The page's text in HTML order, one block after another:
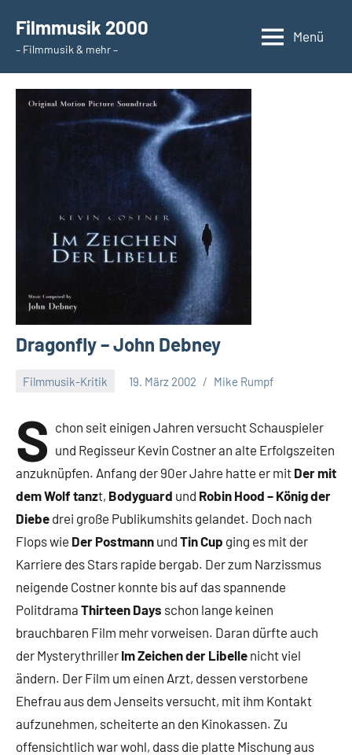
Inhalt
springen
Filmmusik 2000
– Filmmusik & mehr –
Menü
Dragonfly – John Debney
Filmmusik-Kritik 19. März 2002 Mike Rumpf
S chon seit einigen Jahren versucht Schauspieler
und Regisseur Kevin Costner an alte Erfolgszeiten
anzuknüpfen. Anfang der 90er Jahre hatte er mit Der mit
dem Wolf tanzt, Bodyguard und Robin Hood – König der
Diebe drei große Publikumshits gelandet. Doch nach
Flops wie Der Postmann und Tin Cup ging es mit der
Karriere des Stars rapide bergab. Der zum Narzissmus
neigende Costner konnte bis auf das spannende
Politdrama Thirteen Days schon lange keinen
brauchbaren Film mehr vorweisen. Daran dürfte auch
der Mysterythriller Im Zeichen der Libelle nicht viel
ändern. Der Film um einen Arzt, dessen verstorbene
Ehefrau aus dem Jenseits versucht, mit ihm Kontakt
aufzunehmen, scheiterte an den Kinokassen. Zu
offensichtlich war wohl, dass die platte Mischung aus